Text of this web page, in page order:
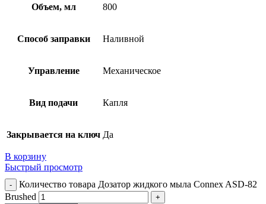
Объем, мл 800
Способ заправки Наливной
Управление Механическое
Вид подачи Капля
Закрывается на ключ Да
В корзину
Быстрый просмотр
Количество товара Дозатор жидкого мыла Connex ASD-82
Brushed